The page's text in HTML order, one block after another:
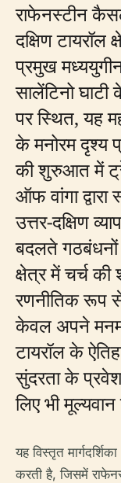
राफेनस्टीन
दक्षिण
प्रमुख
सालेंटिनो घाटी
पर स्थित, यह
के मनोरम दृश्य
की शुरुआत में
ऑफ वांगा
उत्तर-दक्षिण
बदलते गठबंधनों
क्षेत्र में चर्च
रणनीतिक रूप
केवल अपने
टायरॉल के
सुंदरता के
लिए भी
यह विस्तृत
करती है, जिसमें